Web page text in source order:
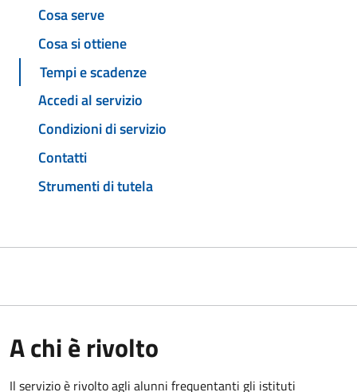
Cosa serve
Cosa si ottiene
Tempi e scadenze
Accedi al servizio
Condizioni di servizio
Contatti
Strumenti di tutela
A chi è rivolto
Il servizio è rivolto agli alunni frequentanti gli istituti